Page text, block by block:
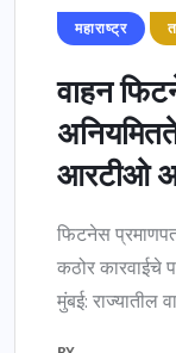
महाराष्ट्र
वाहन
आरटीओ
फिटनेस
कठोर कारवाईचे
मुंबई: राज्यातील